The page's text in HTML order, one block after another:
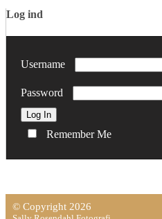
Log ind
Username
Password
Remember Me
© Copyright 2026